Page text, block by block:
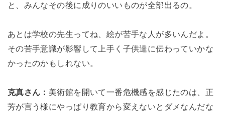
と、みんなその後に成りのいいものが全部出るの。
あとは学校の先生ってね、絵が苦手な人が多いんだよ。
その苦手意識が影響して上手く子供達に伝わっていかな
かったのかもしれない。
克真さん： 美術館を開いて一番危機感を感じたのは、正
芳が言う様にやっぱり教育から変えないとダメなんだな